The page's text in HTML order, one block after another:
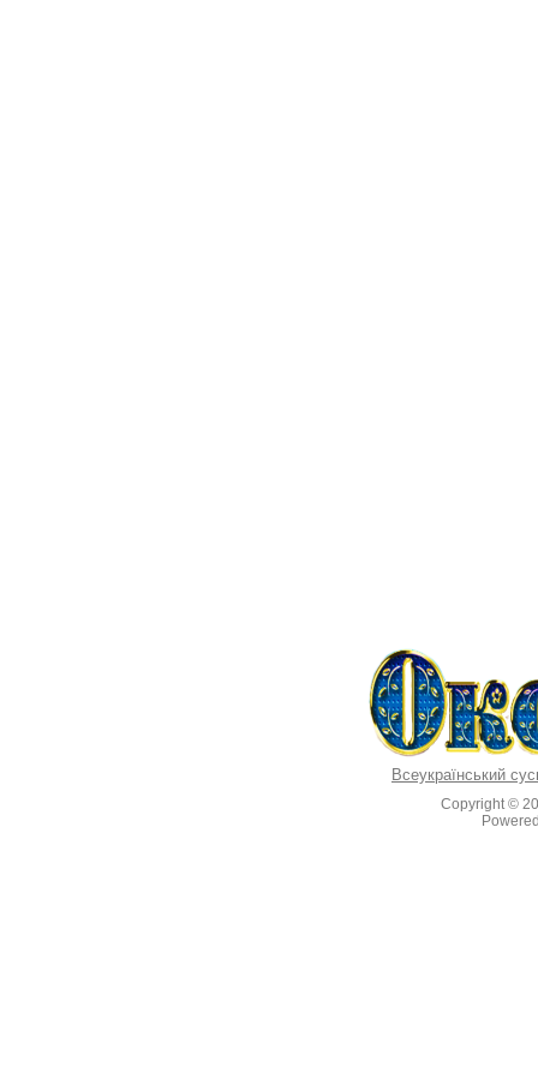
Всеукраїнський
Copyright ©